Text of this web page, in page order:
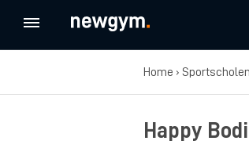
Home › Sportscholen
Happy